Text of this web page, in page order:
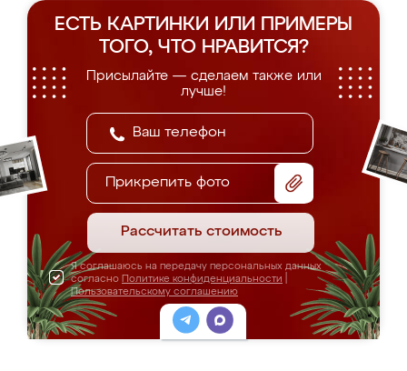
ЕСТЬ КАРТИНКИ ИЛИ ПРИМЕРЫ
ТОГО, ЧТО НРАВИТСЯ?
Присылайте — сделаем также или
лучше!
Прикрепить фото
Рассчитать стоимость
Я соглашаюсь на передачу персональных данных
согласно Политике конфиденциальности
Пользовательскому соглашению